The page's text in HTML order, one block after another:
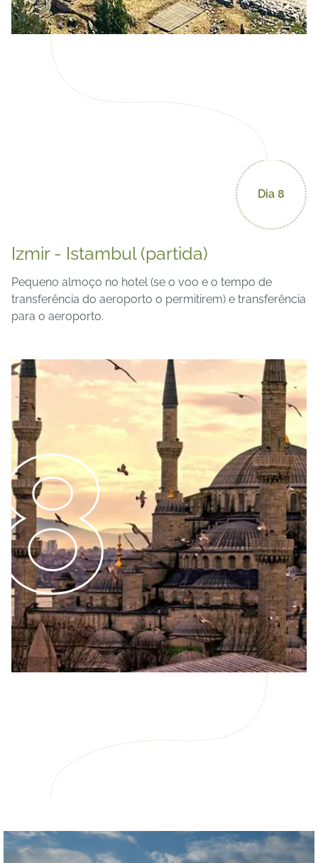
Dia 8
Izmir - Istambul (partida)
Pequeno almoço no hotel (se o voo e o tempo de
transferência do aeroporto o permitirem) e transferência
para o aeroporto.